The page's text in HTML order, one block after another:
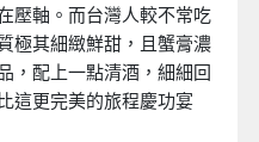
壓軸。而台灣人較不常吃
極其細緻鮮甜，且蟹膏濃
，配上一點清酒，細細回
這更完美的旅程慶功宴